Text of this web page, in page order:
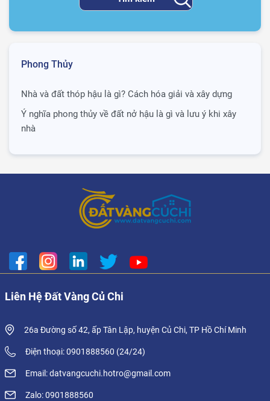
Phong Thủy
Nhà và đất thóp hậu là gì? Cách hóa giải và xây dựng
Ý nghĩa phong thủy về đất nở hậu là gì và lưu ý khi xây
nhà
Liên Hệ Đất Vàng Củ Chi
26a Đường số 42, ấp Tân Lập, huyện Củ Chi, TP Hồ Chí Minh
Điện thoại: 0901888560 (24/24)
Email: datvangcuchi.hotro@gmail.com
Zalo: 0901888560